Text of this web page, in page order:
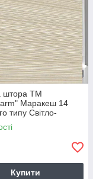
штора ТМ
Маракеш 14
типу Світло-
Купити